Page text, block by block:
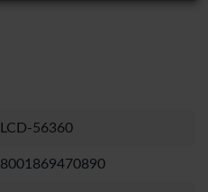
LCD-56360
8001869470890